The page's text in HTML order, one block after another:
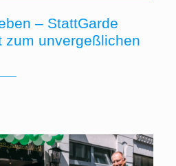
– StattGarde
zum unvergeßlichen